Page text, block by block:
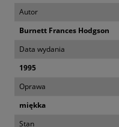
Autor
Burnett Frances Hodgson
Data wydania
1995
Oprawa
miękka
Stan